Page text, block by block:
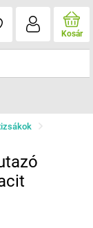
Kosár